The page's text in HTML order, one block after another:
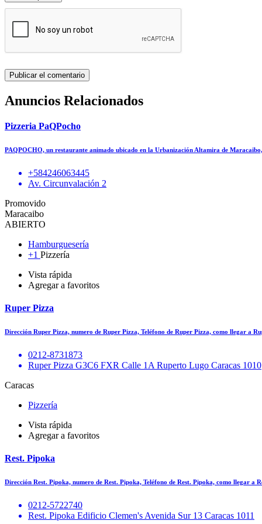
Anuncios Relacionados
Pizzeria PaQPocho
PAQPOCHO, un restaurante animado ubicado en la Urbanización Altamira de
+584246063445
Av. Circunvalación 2
Promovido
Maracaibo
ABIERTO
Hamburguesería
+1 Pizzería
Vista rápida
Agregar a favoritos
Ruper Pizza
Dirección Ruper Pizza, numero de Ruper Pizza, Teléfono de Ruper Pizza, como llegar a
0212-8731873
Ruper Pizza G3C6 FXR Calle 1A Ruperto Lugo Caracas 1010
Caracas
Pizzería
Vista rápida
Agregar a favoritos
Rest. Pipoka
Dirección Rest. Pipoka, numero de Rest. Pipoka, Teléfono de Rest. Pipoka, como llegar a
0212-5722740
Rest. Pipoka Edificio Clemen's Avenida Sur 13 Caracas 1011